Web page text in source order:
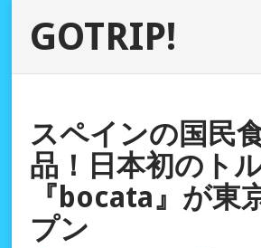
GOTRIP!
スペインの国民
品！日本初のト
『bocata』が東
プン